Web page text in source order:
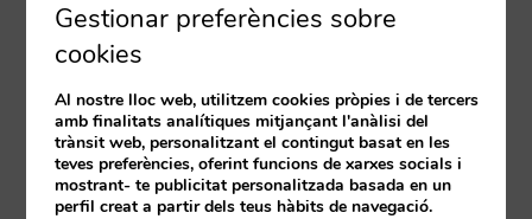
Gestionar preferències sobre
cookies
Al nostre lloc web, utilitzem cookies pròpies i de tercers
amb finalitats analítiques mitjançant l'anàlisi del
trànsit web, personalitzant el contingut basat en les
teves preferències, oferint funcions de xarxes socials i
mostrant- te publicitat personalitzada basada en un
perfil creat a partir dels teus hàbits de navegació.